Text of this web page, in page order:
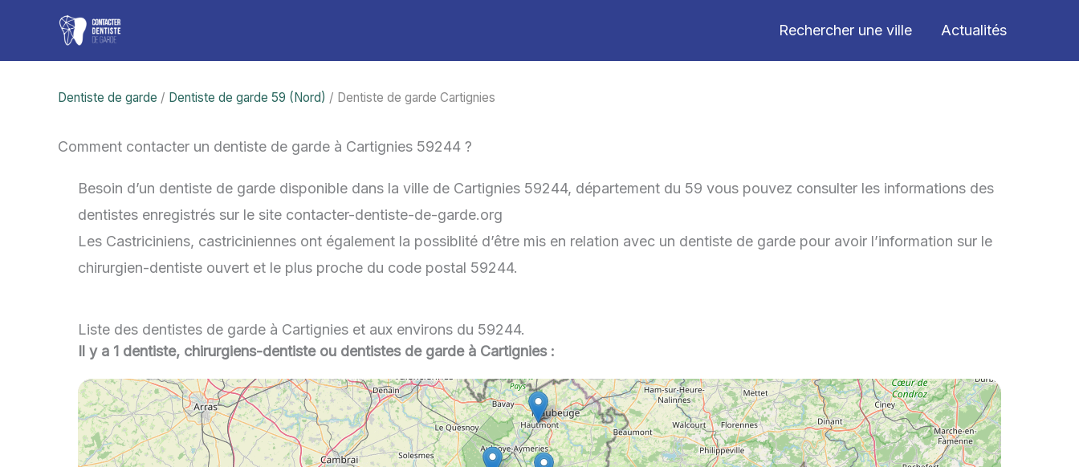
contenu
Rechercher une ville Actualités
Dentiste de garde / Dentiste de garde 59 (Nord) / Dentiste de garde Cartignies
Comment contacter un dentiste de garde à Cartignies 59244 ?
Besoin d’un dentiste de garde disponible dans la ville de Cartignies 59244, département du 59 vous pouvez consulter les informations des
dentistes enregistrés sur le site contacter-dentiste-de-garde.org
Les Castriciniens, castriciniennes ont également la possiblité d’être mis en relation avec un dentiste de garde pour avoir l’information sur le
chirurgien-dentiste ouvert et le plus proche du code postal 59244.
Liste des dentistes de garde à Cartignies et aux environs du 59244.
Il y a 1 dentiste, chirurgiens-dentiste ou dentistes de garde à Cartignies :